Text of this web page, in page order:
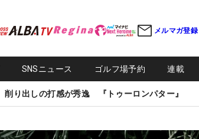
メルマガ登録
SNSニュース ゴルフ場予約 連載
削り出しの打感が秀逸 『トゥーロンパター』